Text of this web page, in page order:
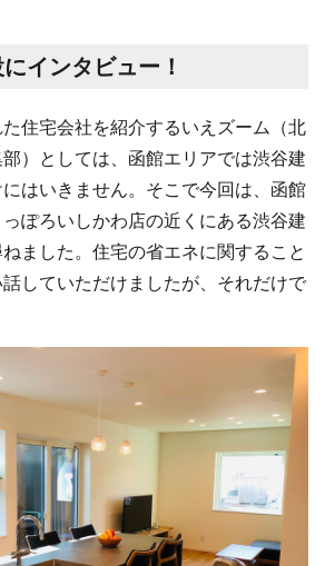
インタビュー！
住宅会社を紹介するいえズーム（北
）としては、函館エリアでは渋谷建
はいきません。そこで今回は、函館
ぽろいしかわ店の近くにある渋谷建
ました。住宅の省エネに関すること
していただけましたが、それだけで